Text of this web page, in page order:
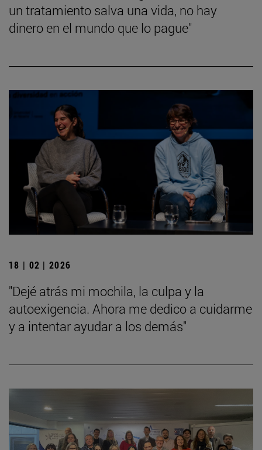
un tratamiento salva una vida, no hay
dinero en el mundo que lo pague"
18 | 02 | 2026
"Dejé atrás mi mochila, la culpa y la
autoexigencia. Ahora me dedico a cuidarme
y a intentar ayudar a los demás"